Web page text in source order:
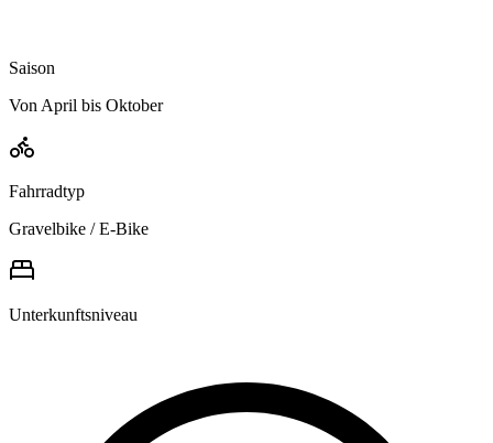
Saison
Von April bis Oktober
Fahrradtyp
Gravelbike / E-Bike
Unterkunftsniveau